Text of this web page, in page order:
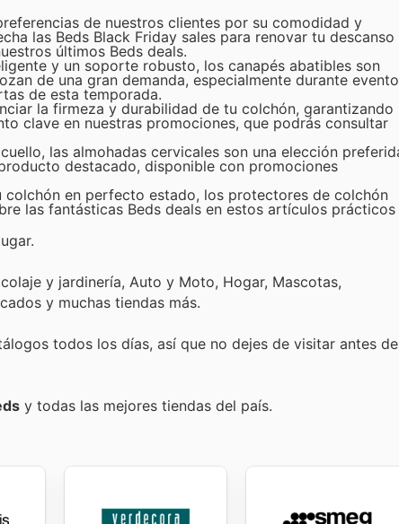
de nuestros clientes por su comodidad y
las Beds Black Friday sales para renovar tu descanso
últimos Beds deals.
y un soporte robusto, los canapés abatibles son
de una gran demanda, especialmente durante
de esta temporada.
la firmeza y durabilidad de tu colchón, garantizando
clave en nuestras promociones, que podrás consultar
las almohadas cervicales son una elección
destacado, disponible con promociones
colchón en perfecto estado, los protectores de colchón
las fantásticas Beds deals en estos artículos prácticos
y jardinería, Auto y Moto, Hogar, Mascotas,
y muchas tiendas más.
todos los días, así que no dejes de visitar antes de
y todas las mejores tiendas del país.